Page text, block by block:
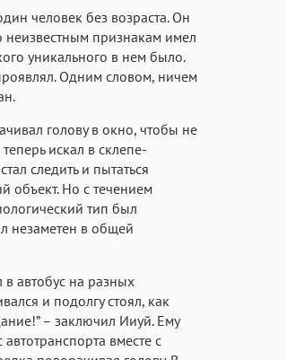
Аа
Georgia
Аа
Times New Roman
Аа Аа
человек без возраста. Он
неизвестным признакам имел
уникального в нем было.
Одним словом, ничем
голову в окно, чтобы не
искал в склепе-
следить и пытаться
объект. Но с течением
тип был
незаметен в общей
автобус на разных
и подолгу стоял, как
– заключил Ииуй. Ему
вместе с